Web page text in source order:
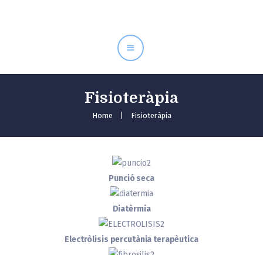
Fisioteràpia
Home Fisioteràpia
Contacte
Punció seca
Diatèrmia
Electròlisis percutània terapèutica